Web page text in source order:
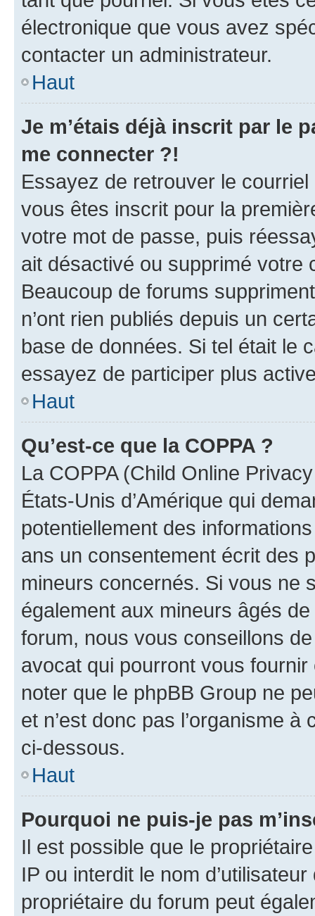
électronique que vous avez
contacter un administrateur.
Haut
Je m’étais déjà inscrit par le
me connecter ?!
Essayez de retrouver le
vous êtes inscrit pour la
votre mot de passe, puis
ait désactivé ou supprimé votre
Beaucoup de forums
n’ont rien publiés depuis un
base de données. Si tel était le
essayez de participer plus
Haut
Qu’est-ce que la COPPA ?
La COPPA (Child Online
États-Unis d’Amérique qui
potentiellement des
ans un consentement écrit des
mineurs concernés. Si vous ne
également aux mineurs âgés
forum, nous vous conseillons
avocat qui pourront vous
noter que le phpBB Group ne
et n’est donc pas l’organisme
ci-dessous.
Haut
Pourquoi ne puis-je pas
Il est possible que le
IP ou interdit le nom
propriétaire du forum peut